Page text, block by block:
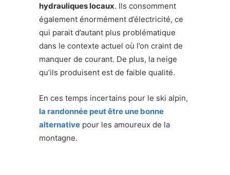
hydrauliques locaux. Ils consomment
également énormément d’électricité, ce
qui parait d’autant plus problématique
dans le contexte actuel où l’on craint de
manquer de courant. De plus, la neige
qu’ils produisent est de faible qualité.
En ces temps incertains pour le ski alpin,
la randonnée peut être une bonne
alternative pour les amoureux de la
montagne.